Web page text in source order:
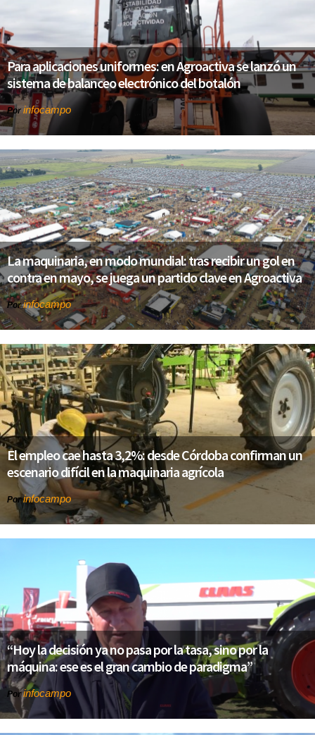
Para aplicaciones uniformes: en Agroactiva se lanzó un
sistema de balanceo electrónico del botalón
Por infocampo
La maquinaria, en modo mundial: tras recibir un gol en
contra en mayo, se juega un partido clave en Agroactiva
Porinfocampo
El empleo cae hasta 3,2%: desde Córdoba confirman un
escenario difícil en la maquinaria agrícola
Porinfocampo
“Hoy la decisión ya no pasa por la tasa, sino por la
máquina: ese es el gran cambio de paradigma”
Porinfocampo